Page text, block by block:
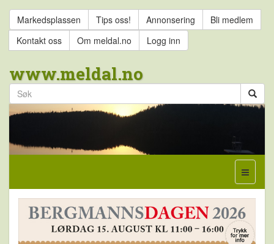
Markedsplassen Tips oss! Annonsering
Bli medlem
Kontakt oss
Om meldal.no Logg inn
www.meldal.no